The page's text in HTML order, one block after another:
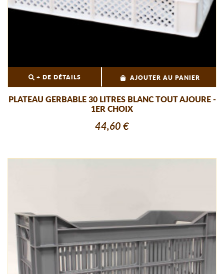
+ DE DÉTAILS AJOUTER AU PANIER
PLATEAU GERBABLE 30 LITRES BLANC TOUT AJOURE -
1ER CHOIX
44,60 €